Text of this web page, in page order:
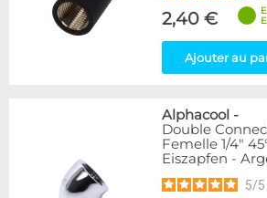
2,40 €
Ajouter au
Alphacool -
Double
Femelle 1/4"
Eiszapfen -
5/5